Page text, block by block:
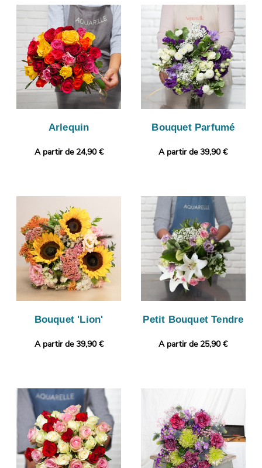
bouquet sera prise après sa création. Cette photo vous est
ensuite envoyée afin que vous puissiez visualiser votre bouquet
de fleurs. C’est alors qu’aura lieu sa livraison sur Montreuil.
Vous souhaitez joindre à votre bouquet une touche qui vous
ressemble ? Vous pouvez glisser une photo imprimée et un
message, afin de donner plus de personnalité à votre cadeau.
Arlequin
A partir de 24,90 €
Bouquet Parfumé
A partir de 39,90 €
Bouquet 'Lion'
A partir de 39,90 €
Petit Bouquet Tendre
A partir de 25,90 €